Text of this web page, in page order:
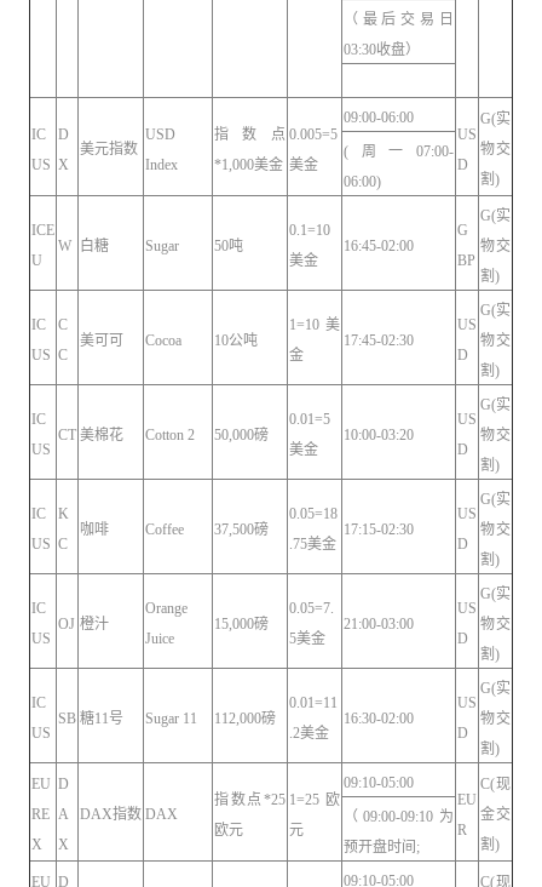
（最后交易日
03:30收盘）
IC
US
D
X
美元指数
USD
Index
指数点
*1,000美金
0.005=5
美金
09:00-06:00
US
D
G(实
物交
割)
(周一07:00-
06:00)
ICE
U
W 白糖 Sugar 50吨
0.1=10
美金
16:45-02:00
G
BP
G(实
物交
割)
IC
US
C
C
美可可 Cocoa 10公吨
1=10美
金
17:45-02:30
US
D
G(实
物交
割)
IC
US
CT 美棉花 Cotton 2 50,000磅
0.01=5
美金
10:00-03:20
US
D
G(实
物交
割)
IC
US
K
C
咖啡 Coffee 37,500磅
0.05=18
.75美金
17:15-02:30
US
D
G(实
物交
割)
IC
US
OJ 橙汁
Orange
Juice
15,000磅
0.05=7.
5美金
21:00-03:00
US
D
G(实
物交
割)
IC
US
SB 糖11号 Sugar 11 112,000磅
0.01=11
.2美金
16:30-02:00
US
D
G(实
物交
割)
EU
RE
X
D
A
X
DAX指数 DAX
指数点*25
欧元
1=25欧
元
09:10-05:00
EU
R
C(现
金交
割)
（09:00-09:10为
预开盘时间;
EU D 09:10-05:00 C(现